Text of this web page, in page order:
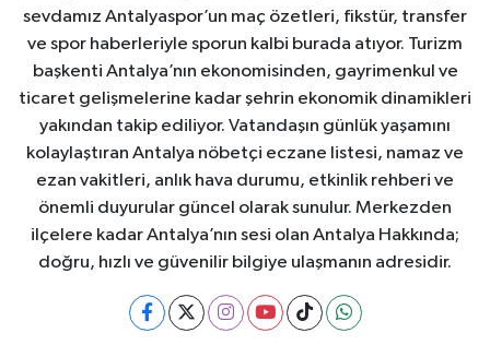
sevdamız Antalyaspor’un maç özetleri, fikstür, transfer
ve spor haberleriyle sporun kalbi burada atıyor. Turizm
başkenti Antalya’nın ekonomisinden, gayrimenkul ve
ticaret gelişmelerine kadar şehrin ekonomik dinamikleri
yakından takip ediliyor. Vatandaşın günlük yaşamını
kolaylaştıran Antalya nöbetçi eczane listesi, namaz ve
ezan vakitleri, anlık hava durumu, etkinlik rehberi ve
önemli duyurular güncel olarak sunulur. Merkezden
ilçelere kadar Antalya’nın sesi olan Antalya Hakkında;
doğru, hızlı ve güvenilir bilgiye ulaşmanın adresidir.